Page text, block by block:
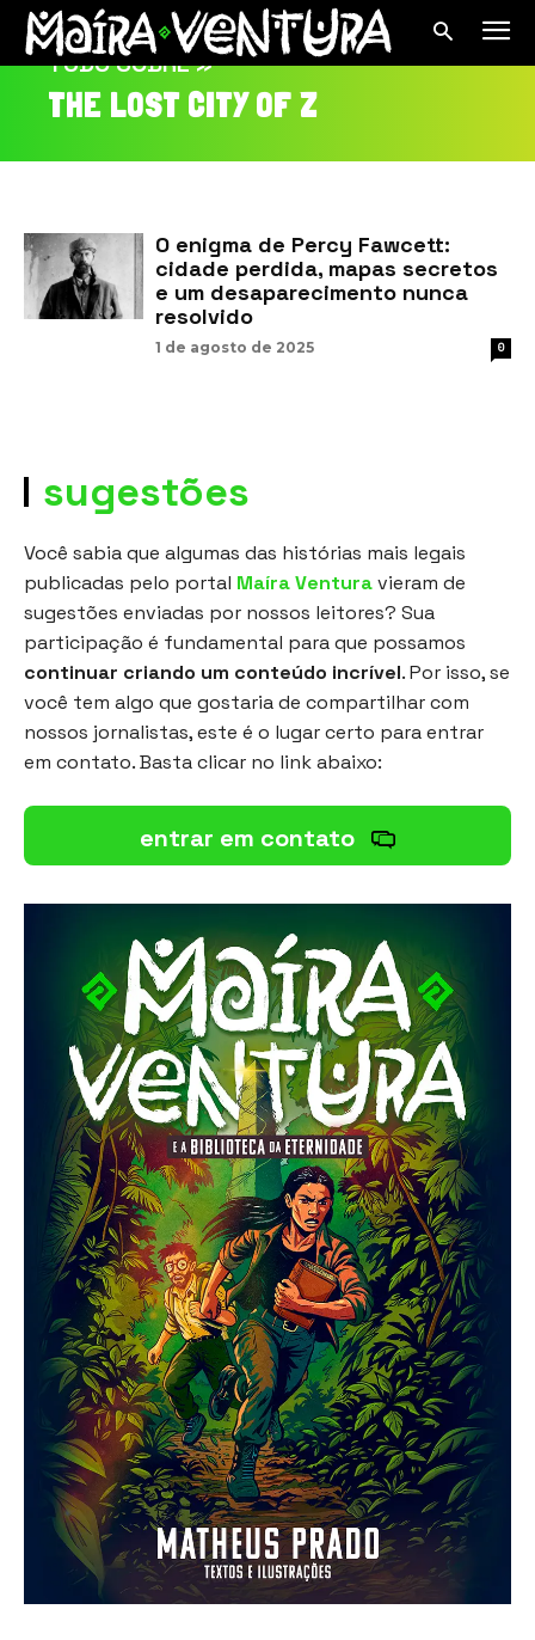
TUDO SOBRE »
THE LOST CITY OF Z
O enigma de Percy Fawcett:
cidade perdida, mapas secretos
e um desaparecimento nunca
resolvido
1 de agosto de 2025 0
sugestões
Você sabia que algumas das histórias mais legais
publicadas pelo portal Maíra Venturavieram de
sugestões enviadas por nossos leitores? Sua
participação é fundamental para que possamos
continuar criando um conteúdo incrível. Por isso, se
você tem algo que gostaria de compartilhar com
nossos jornalistas, este é o lugar certo para entrar
em contato. Basta clicar no link abaixo:
entrar em contato